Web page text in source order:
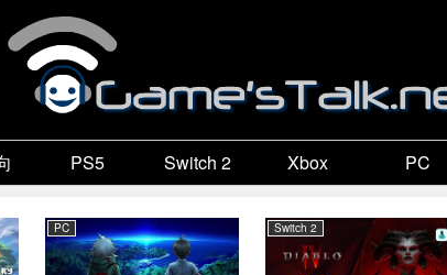
PS5 Switch 2 Xbox PC
PC Switch 2